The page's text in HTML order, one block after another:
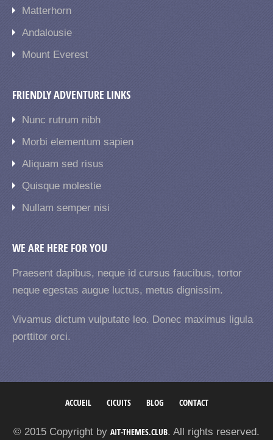
Matterhorn
Andalousie
Mount Everest
FRIENDLY ADVENTURE LINKS
Nunc rutrum nibh
Morbi elementum sapien
Aliquam sed risus
Quisque molestie
Nullam semper nisi
WE ARE HERE FOR YOU
Praesent dapibus, neque id cursus faucibus, tortor
neque egestas augue luctus, metus dignissim.
Vivamus dictum vulputate leo. Donec maximus ligula
porttitor orci.
ACCUEIL CICUITS BLOG CONTACT
© 2015 Copyright by AIT-THEMES.CLUB. All rights reserved.